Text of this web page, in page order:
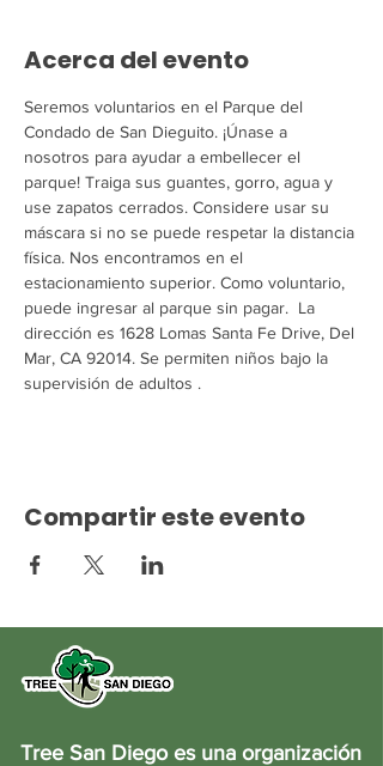
Acerca del evento
Seremos voluntarios en el Parque del
Condado de San Dieguito. ¡Únase a
nosotros para ayudar a embellecer el
parque! Traiga sus guantes, gorro, agua y
use zapatos cerrados. Considere usar su
máscara si no se puede respetar la distancia
física. Nos encontramos en el
estacionamiento superior. Como voluntario,
puede ingresar al parque sin pagar.  La
dirección es 1628 Lomas Santa Fe Drive, Del
Mar, CA 92014. Se permiten niños bajo la
supervisión de adultos .
Compartir este evento
Tree San Diego es una organización